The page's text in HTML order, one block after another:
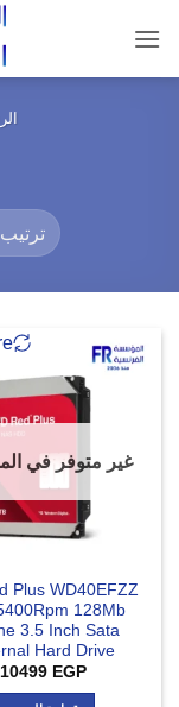
للمحتوى
غير متوفر في
Plus WD40EFZZ
128Mb
3.5 Inch Sata
Hard Drive
10499 EGP